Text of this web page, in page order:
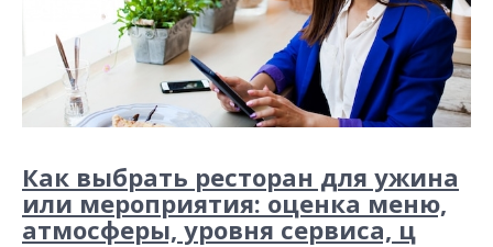
Как выбрать ресторан для ужина
или мероприятия: оценка меню,
атмосферы, уровня сервиса, ц